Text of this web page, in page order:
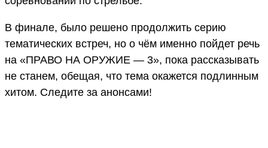
В финале, было решено продолжить серию
тематических встреч, но о чём именно пойдет речь
на «ПРАВО НА ОРУЖИЕ — 3», пока рассказывать
не станем, обещая, что тема окажется подлинным
хитом. Следите за анонсами!